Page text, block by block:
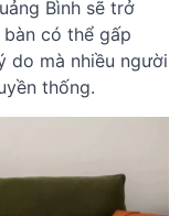
Bình sẽ trở
có thể gấp
do mà nhiều người
thống.